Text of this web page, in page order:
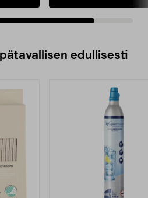
edullisesti